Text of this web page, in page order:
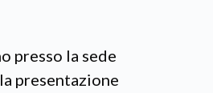
presso la sede
presentazione